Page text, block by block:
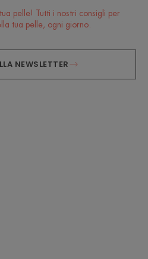
pelle! Tutti i nostri consigli per
tua pelle, ogni giorno.
NEWSLETTER